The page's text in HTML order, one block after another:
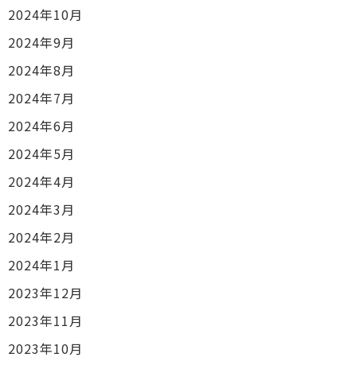
2024年10月
2024年9月
2024年8月
2024年7月
2024年6月
2024年5月
2024年4月
2024年3月
2024年2月
2024年1月
2023年12月
2023年11月
2023年10月